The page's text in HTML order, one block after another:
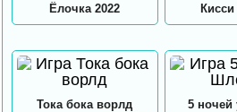
Ёлочка 2022
Тока бока ворлд 5